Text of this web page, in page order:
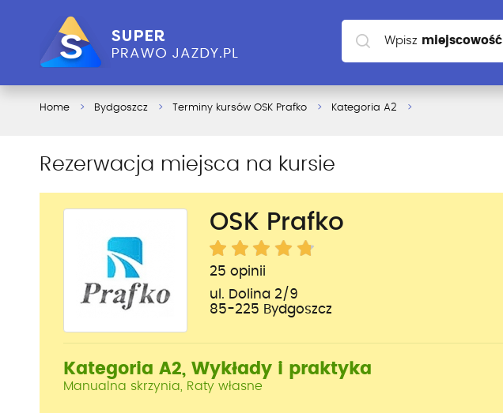
Wpisz miejscowość
szkoły
Home Bydgoszcz Terminy kursów OSK Prafko Kategoria A2
Rezerwacja miejsca na kursie
OSK Prafko
25 opinii
ul. Dolina 2/9
85-225 Bydgoszcz
Kategoria A2, Wykłady i praktyka
Manualna skrzynia, Raty własne